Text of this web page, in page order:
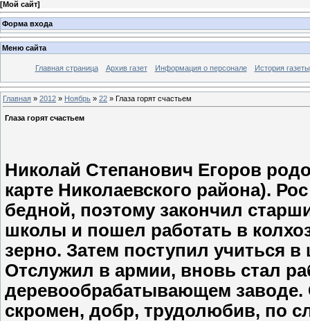
[Мой сайт]
Форма входа
Меню сайта
Главная страница Архив газет Информация о персонале История газеты
Главная » 2012 » Ноябрь » 22 » Глаза горят счастьем
Глаза горят счастьем
Николай Степанович Егоров
карте Николаевского района).
бедной, поэтому закончил
школы и пошел работать в
зерно. Затем поступил учиться
Отслужил в армии, вновь стал
деревообрабатывающем
скромен, добр, трудолюбив, по